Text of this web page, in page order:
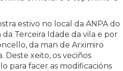
estivo no local da ANPA do
Terceira Idade da vila e por
da man de Arximiro
Deste xeito, os veciños
para facer as modificacións